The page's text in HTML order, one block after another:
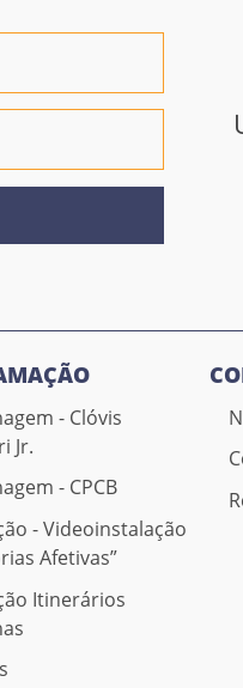
- Clóvis
Jr.
- CPCB
- Videoinstalação
Afetivas”
Itinerários